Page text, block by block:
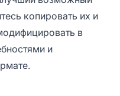
копировать их и
в
и